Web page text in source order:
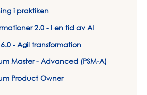
i praktiken
2.0 - I en tid av AI
- Agil transformation
Master - Advanced (PSM-A)
Product Owner